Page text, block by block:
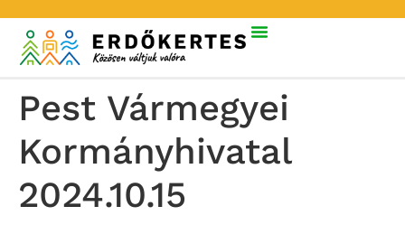
Pest Vármegyei
Kormányhivatal
2024.10.15